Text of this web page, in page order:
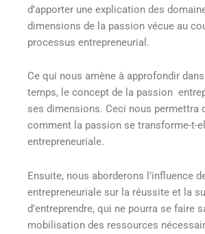
d’apporter une explication des
dimensions de la passion vécue au
processus entrepreneurial.
Ce qui nous amène à approfondir
temps, le concept de la passion
ses dimensions. Ceci nous permettra
comment la passion se transforme-t-
entrepreneuriale.
Ensuite, nous aborderons l’influence
entrepreneuriale sur la réussite et la
d’entreprendre, qui ne pourra se faire
mobilisation des ressources